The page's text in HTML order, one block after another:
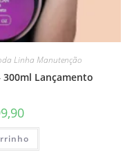
Linha Manutenção
Lançamento